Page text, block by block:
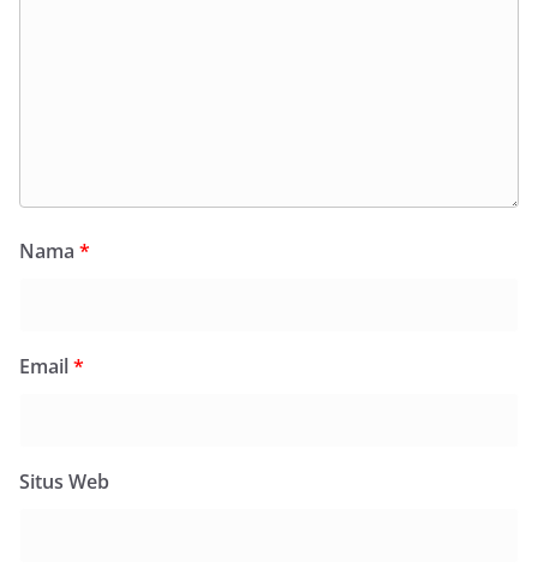
Nama *
Email*
Situs Web